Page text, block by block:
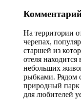
На территории
черепах,
старшей из
отеля
небольших
рыбками. Рядом
природный парк
для любителей